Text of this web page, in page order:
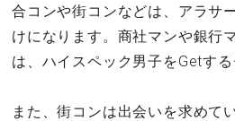
合コンや街コンなどは、アラサ
けになります。商社マンや銀行
は、ハイスペック男子をGetする
また、街コンは出会いを求めて